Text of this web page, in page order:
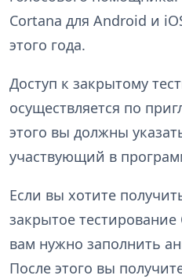
Cortana для Android и
этого года.
Доступ к закрытому
осуществляется по
этого вы должны
участвующий в
Если вы хотите
закрытое
вам нужно заполнить
После этого вы